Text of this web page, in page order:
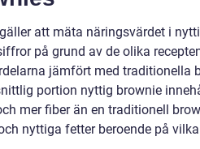
att mäta näringsvärdet i
på grund av de olika
jämfört med traditionella
portion nyttig brownie
mer fiber än en traditionell
nyttiga fetter beroende på